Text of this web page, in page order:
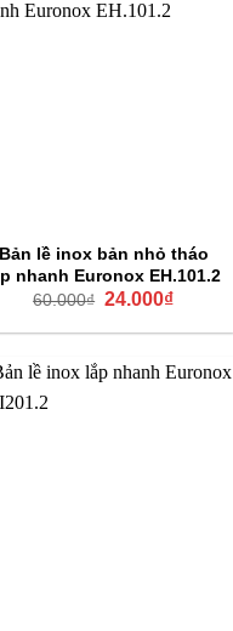
Bản lề inox bản nhỏ tháo
nhanh Euronox EH.101.2
60.000₫ Giá
là:
24.000₫Giá
tại
24.000₫.